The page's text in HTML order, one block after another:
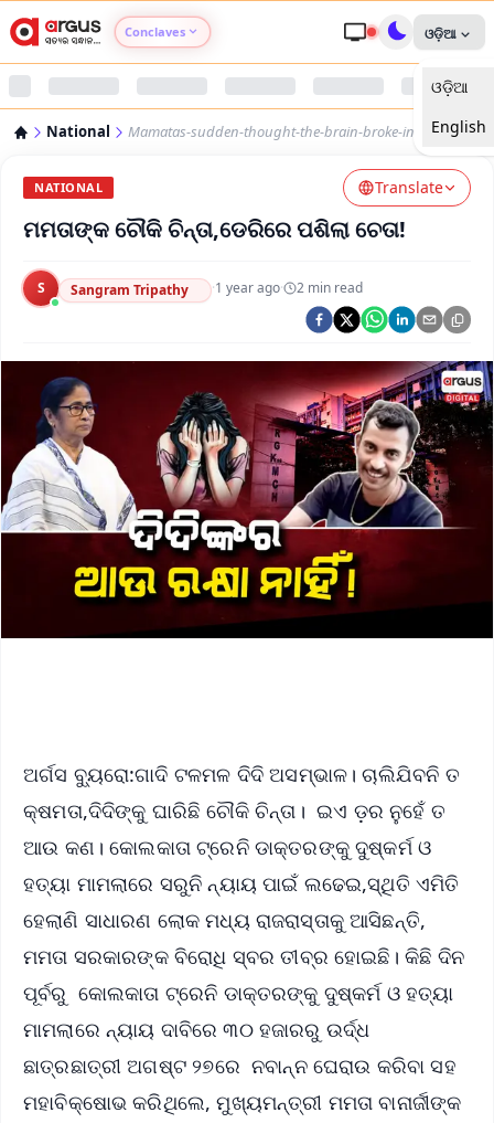
Conclaves
Argus Nari Shakti
Argus Swaad Odisha
Argus Chalo Dekhein Apna Desh
ଓଡ଼ିଆ
ଓଡ଼ିଆ
English
National Mamatas-sudden-thought-the-brain-broke-in-late-
NATIONAL Translate
ମମତାଙ୍କ ଚୌକି ଚିନ୍ତା,ଡେରିରେ ପଶିଲା ଚେତା!
S Sangram Tripathy ·1 year ago· 2 min read
ଅର୍ଗସ ବ୍ୟୁରୋ:ଗାଦି ଟଳମଳ ଦିଦି ଅସମ୍ଭାଳ। ଚାଲିଯିବନି ତ
କ୍ଷମତା,ଦିଦିଙ୍କୁ ଘାରିଛି ଚୌକି ଚିନ୍ତା। ଇଏ ଡ଼ର ନୁହେଁ ତ
ଆଉ କଣ। କୋଲକାତା ଟ୍ରେନି ଡାକ୍ତରଙ୍କୁ ଦୁଷ୍କର୍ମ ଓ
ହତ୍ୟା ମାମଲାରେ ସରୁନି ନ୍ୟାୟ ପାଇଁ ଲଢେଇ,ସ୍ଥିତି ଏମିତି
ହେଲାଣି ସାଧାରଣ ଲୋକ ମଧ୍ୟ ରାଜରାସ୍ତାକୁ ଆସିଛନ୍ତି,
ମମତା ସରକାରଙ୍କ ବିରୋଧି ସ୍ବର ତୀବ୍ର ହୋଇଛି। କିଛି ଦିନ
ପୂର୍ବରୁ କୋଲକାତା ଟ୍ରେନି ଡାକ୍ତରଙ୍କୁ ଦୁଷ୍କର୍ମ ଓ ହତ୍ୟା
ମାମଲାରେ ନ୍ୟାୟ ଦାବିରେ ୩୦ ହଜାରରୁ ଉର୍ଦ୍ଧ
ଛାତ୍ରଛାତ୍ରୀ ଅଗଷ୍ଟ ୨୭ରେ ନବାନ୍ନ ଘେରାଉ କରିବା ସହ
ମହାବିକ୍ଷୋଭ କରିଥିଲେ, ମୁଖ୍ୟମନ୍ତ୍ରୀ ମମତା ବାନାର୍ଜୀଙ୍କ